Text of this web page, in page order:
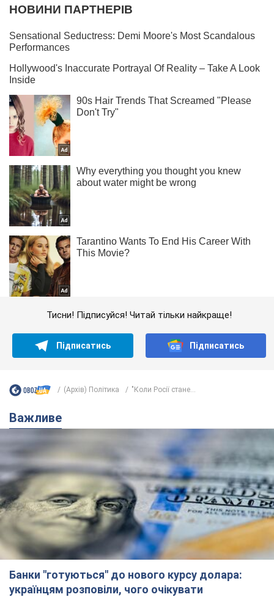
Тисни! Підписуйся! Читай тільки найкраще!
Підписатись Підписатись
(Архів) Політика "Коли Росії стане...
Важливе
Банки "готуються" до нового курсу долара:
українцям розповіли, чого очікувати